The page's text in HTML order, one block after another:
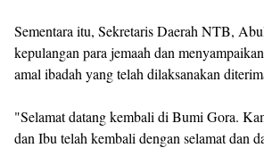
Sementara itu, Sekretaris Daerah NTB,
kepulangan para jemaah dan
amal ibadah yang telah dilaksanakan
"Selamat datang kembali di Bumi Gora.
dan Ibu telah kembali dengan selamat dan